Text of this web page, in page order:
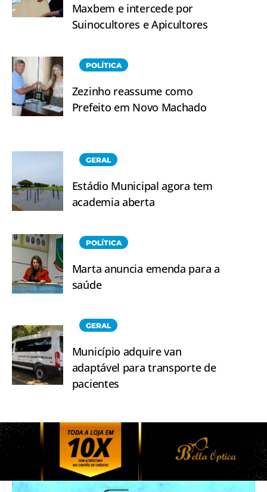
Maxbem e intercede por
Suinocultores e Apicultores
POLÍTICA
Zezinho reassume como
Prefeito em Novo Machado
GERAL
Estádio Municipal agora tem
academia aberta
POLÍTICA
Marta anuncia emenda para a
saúde
GERAL
Município adquire van
adaptável para transporte de
pacientes